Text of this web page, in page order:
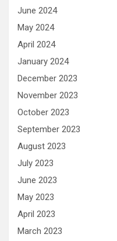
June 2024
May 2024
April 2024
January 2024
December 2023
November 2023
October 2023
September 2023
August 2023
July 2023
June 2023
May 2023
April 2023
March 2023